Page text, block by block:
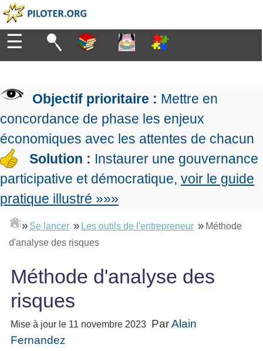
Diriger
de
l'entreprise
Démocratique
Conception
la
stratégie
Principes
de
La
des
Le
contrôle
gestion
Organiser
la
production
L'Excellence
Opérationnelle
Lean
expliqué
La
Six
Sigma
Le
Management
Qualité
Les
Manager
Manager
projets
Les
du
chef
Les
projet
Construire
l'Équipe
Progresser
▶
Mesurer
la
performance
Tableau
bord
La
Gimsi
Le
Entreprendre
▶
De
Salarié→Entrepreneur
Méthode
pour
se
lancer
Outils
pour
Se
former
Guide
gratuit
de
Méthode
d'autoformation
Tous
articles
classés
★
☰
Objectif prioritaire : Mettre en
concordance de phase les enjeux
économiques avec les attentes de chacun
Solution : Instaurer une gouvernance
participative et démocratique, voir le guide
pratique illustré »»»
» Se lancer » Les outils de l'entrepreneur » Méthode
d'analyse des risques
Méthode d'analyse des
risques
Mise à jour le 11 novembre 2023 ParAlain
Fernandez